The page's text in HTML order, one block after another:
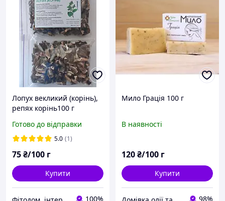
Лопух векликий (корінь),
репях корінь100 г
Готово до відправки
5.0 (1)
75₴/100 г
Купити
100%
Мило Грація 100 г
В наявності
120₴/100 г
Купити
98%